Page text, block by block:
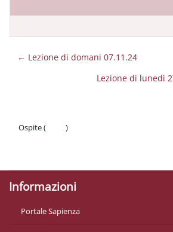
← Lezione di domani 07.11.24
Lezione di lunedì
Ospite (
)
Informazioni
Portale Sapienza